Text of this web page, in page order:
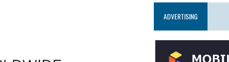
ADVERTISING